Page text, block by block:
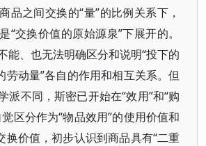
品之间交换的“量”的比例关系下，
“交换价值的原始源泉”下展开的。
能、也无法明确区分和说明“投下的
劳动量”各自的作用和相互关系。但
派不同，斯密已开始在“效用”和“购
区分作为“物品效用”的使用价值和
换价值，初步认识到商品具有“二重